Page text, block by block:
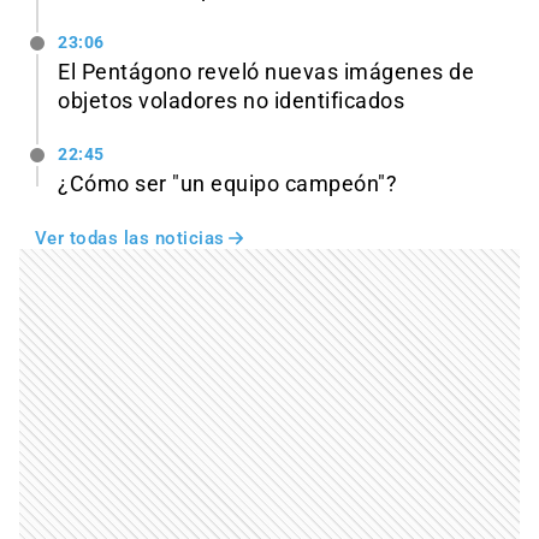
23:06
El Pentágono reveló nuevas imágenes de
objetos voladores no identificados
22:45
¿Cómo ser "un equipo campeón"?
Ver todas las noticias